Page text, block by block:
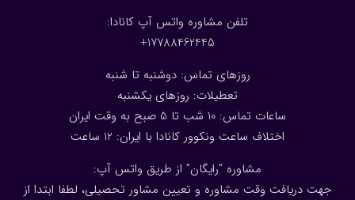
تلفن مشاوره واتس آپ کانادا:
17788462445+
روزهای تماس: دوشنبه تا شنبه
تعطیلات: روزهای یکشنبه
ساعات تماس: 10 شب تا 5 صبح به وقت ایران
اختلاف ساعت ونکوور کانادا با ایران: 1 2 ساعت
مشاوره “رایگان” از طریق واتس آپ:
جهت دریافت وقت مشاوره و تعیین مشاور تحصیلی، لطفا ابتدا از